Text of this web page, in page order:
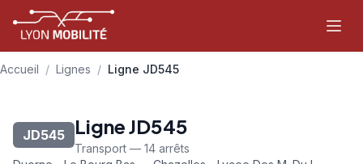
Aller au contenu principal
Accueil / Lignes / Ligne JD545
JD545 Ligne JD545
Transport — 14 arrêts